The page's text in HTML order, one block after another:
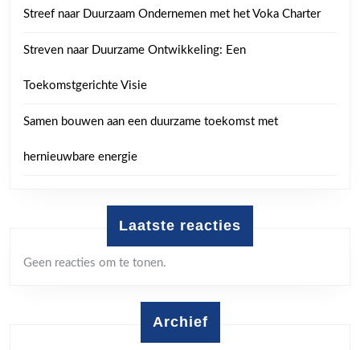
Streef naar Duurzaam Ondernemen met het Voka Charter
Streven naar Duurzame Ontwikkeling: Een
Toekomstgerichte Visie
Samen bouwen aan een duurzame toekomst met
hernieuwbare energie
Laatste reacties
Geen reacties om te tonen.
Archief